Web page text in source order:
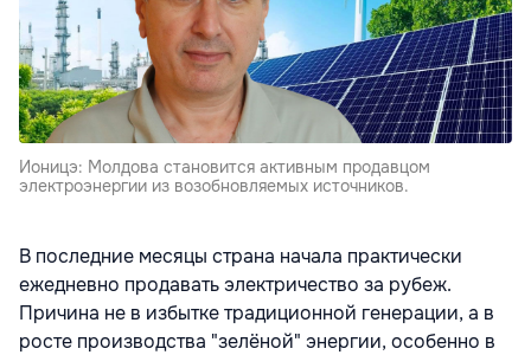
Ионицэ: Молдова становится активным продавцом
электроэнергии из возобновляемых источников.
В последние месяцы страна начала практически
ежедневно продавать электричество за рубеж.
Причина не в избытке традиционной генерации, а в
росте производства "зелёной" энергии, особенно в